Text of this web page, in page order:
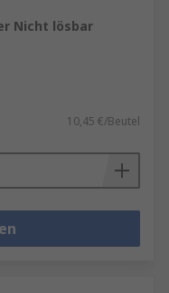
Nicht lösbar
10,45 €/Beutel